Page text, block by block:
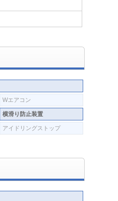
Wエアコン
横滑り防止装置
アイドリングストップ